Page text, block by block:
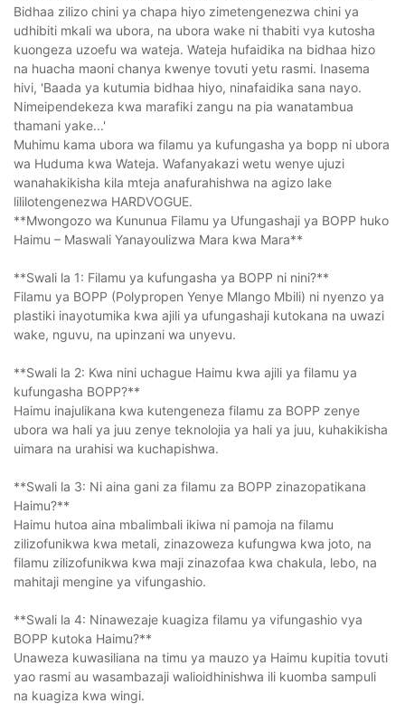
Bidhaa zilizo chini ya chapa hiyo zimetengenezwa chini ya
udhibiti mkali wa ubora, na ubora wake ni thabiti vya kutosha
kuongeza uzoefu wa wateja. Wateja hufaidika na bidhaa hizo
na huacha maoni chanya kwenye tovuti yetu rasmi. Inasema
hivi, 'Baada ya kutumia bidhaa hiyo, ninafaidika sana nayo.
Nimeipendekeza kwa marafiki zangu na pia wanatambua
thamani yake...'
Muhimu kama ubora wa filamu ya kufungasha ya bopp ni ubora
wa Huduma kwa Wateja. Wafanyakazi wetu wenye ujuzi
wanahakikisha kila mteja anafurahishwa na agizo lake
lililotengenezwa HARDVOGUE.
**Mwongozo wa Kununua Filamu ya Ufungashaji ya BOPP huko
Haimu – Maswali Yanayoulizwa Mara kwa Mara**
**Swali la 1: Filamu ya kufungasha ya BOPP ni nini?**
Filamu ya BOPP (Polypropen Yenye Mlango Mbili) ni nyenzo ya
plastiki inayotumika kwa ajili ya ufungashaji kutokana na uwazi
wake, nguvu, na upinzani wa unyevu.
**Swali la 2: Kwa nini uchague Haimu kwa ajili ya filamu ya
kufungasha BOPP?**
Haimu inajulikana kwa kutengeneza filamu za BOPP zenye
ubora wa hali ya juu zenye teknolojia ya hali ya juu, kuhakikisha
uimara na urahisi wa kuchapishwa.
**Swali la 3: Ni aina gani za filamu za BOPP zinazopatikana
Haimu?**
Haimu hutoa aina mbalimbali ikiwa ni pamoja na filamu
zilizofunikwa kwa metali, zinazoweza kufungwa kwa joto, na
filamu zilizofunikwa kwa maji zinazofaa kwa chakula, lebo, na
mahitaji mengine ya vifungashio.
**Swali la 4: Ninawezaje kuagiza filamu ya vifungashio vya
BOPP kutoka Haimu?**
Unaweza kuwasiliana na timu ya mauzo ya Haimu kupitia tovuti
yao rasmi au wasambazaji walioidhinishwa ili kuomba sampuli
na kuagiza kwa wingi.